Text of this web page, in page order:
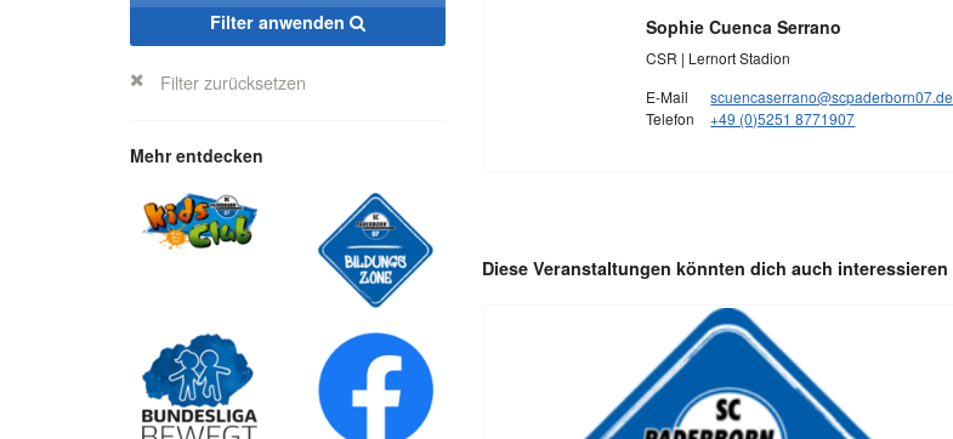
Filter anwenden
Filter zurücksetzen
Mehr entdecken
Sophie Cuenca Serrano
CSR | Lernort Stadion
E-Mail
scuencaserrano@scpaderborn07.de
Telefon
+49 (0)5251 8771907
Diese Veranstaltungen könnten dich auch interessieren